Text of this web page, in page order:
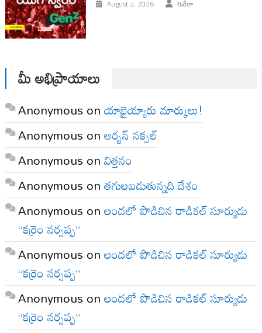
August 2, 2026 రివేరా
మీ అభిప్రాయాలు
Anonymous onయాభైయ్యారు మార్కులు!
Anonymous onఅర్బన్ నక్సల్
Anonymous onవిత్తనం
Anonymous onతగులబడుతున్నది దేశం
Anonymous onలందలో పొడిచిన రాడికల్ సూర్యుడు
“కర్రెం నర్సప్ప”
Anonymous onలందలో పొడిచిన రాడికల్ సూర్యుడు
“కర్రెం నర్సప్ప”
Anonymous onలందలో పొడిచిన రాడికల్ సూర్యుడు
“కర్రెం నర్సప్ప”